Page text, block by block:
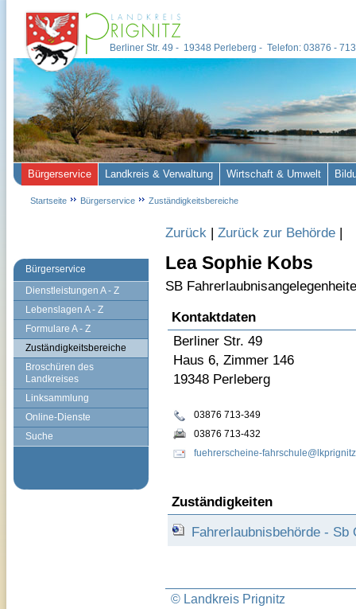
Bürgerservice
Dienstleistungen A - Z
Lebenslagen A - Z
Formulare A - Z
Zuständigkeitsbereiche
Broschüren des
Landkreises
Linksammlung
Online-Dienste
Suche
Zurück | Zurück zur Behörde |
Lea Sophie Kobs
SB
Kontaktdaten
Berliner Str. 49
Haus 6, Zimmer 146
19348 Perleberg
03876 713-349
03876 713-432
fuehrerscheine-
Zuständigkeiten
Fahrerlaubnisbehörde -
© Landkreis Prignitz
Berliner Str. 49 - 19348 Perleberg - Telefon: 03876 -
Bürgerservice Landkreis & Verwaltung Wirtschaft & Umwelt
Startseite Bürgerservice Zuständigkeitsbereiche